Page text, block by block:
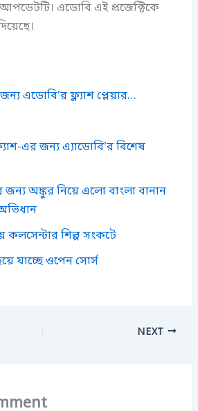
এডোবি এই প্রজেক্টিকে
এডোবি’র ফ্ল্যাশ প্লেয়ার…
এর জন্য এ্যাডোবি’র বিশেষ
অঙ্কুর নিয়ে এলো বাংলা বানান
কলসেন্টার শিল্প সংকটে
যাচ্ছে ওপেন সোর্স
NEXT